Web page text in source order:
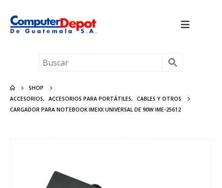
SHOP
ACCESORIOS, ACCESORIOS PARA PORTÁTILES,
CABLES Y OTROS
CARGADOR PARA NOTEBOOK IMEXX UNIVERSAL DE 90W IME-25612